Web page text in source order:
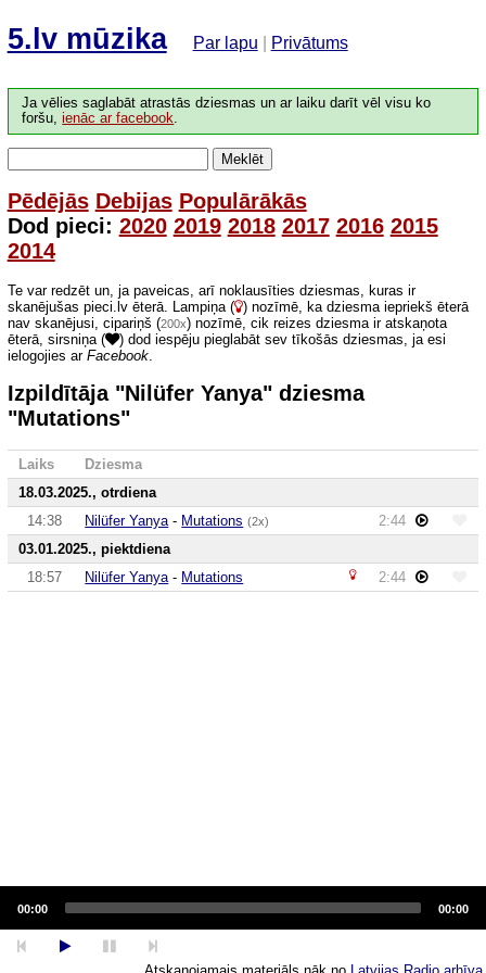
5.lv mūzika Par lapu Privātums
Ja vēlies saglabāt atrastās dziesmas un ar laiku darīt vēl visu ko
foršu,ienāc ar facebook.
Meklēt
Pēdējās Debijas Populārākās
Dod pieci: 2020 2019 2018 2017 2016 2015
2014
Te var redzēt un, ja paveicas, arī noklausīties dziesmas, kuras ir
skanējušas pieci.lv ēterā. Lampiņa ( ) nozīmē, ka dziesma iepriekš ēterā
nav skanējusi, cipariņš (200x) nozīmē, cik reizes dziesma ir atskaņota
ēterā, sirsniņa (
) dod iespēju pieglabāt sev tīkošās dziesmas, ja esi
ielogojies ar Facebook.
Izpildītāja "Nilüfer Yanya" dziesma
"Mutations"
Laiks
Dziesma
18.03.2025., otrdiena
14:38
Nilüfer Yanya - Mutations (2x)
2:44
03.01.2025., piektdiena
18:57
Nilüfer Yanya - Mutations 2:44
Player
00:00 00:00